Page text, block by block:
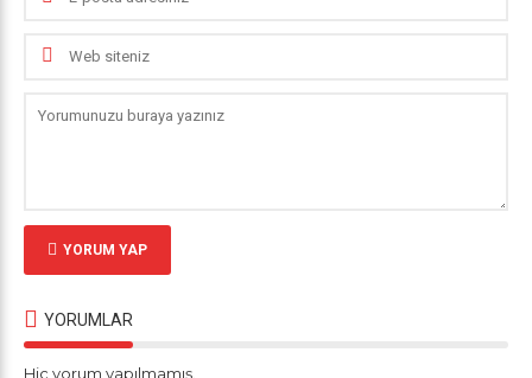
YORUM YAP
YORUMLAR
Hiç yorum yapılmamış.